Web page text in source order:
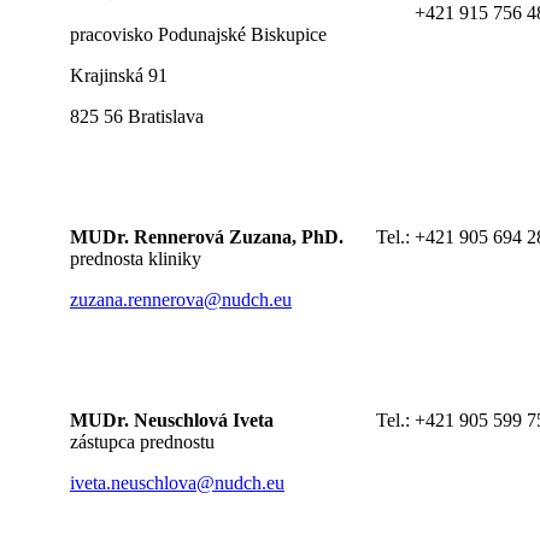
pracovisko Podunajské Biskupice
Krajinská 91
825 56 Bratislava
+421 915 756
MUDr. Rennerová Zuzana, PhD.
prednosta kliniky
zuzana.rennerova@nudch.eu
Tel.: +421 905 694
MUDr. Neuschlová Iveta
zástupca prednostu
iveta.neuschlova@nudch.eu
Tel.: +421 905 599